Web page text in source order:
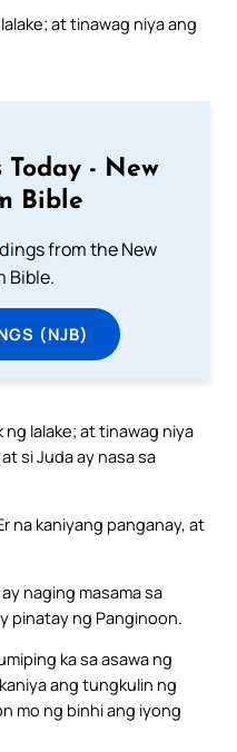
at tinawag niya ang
Today - New
Bible
from the New
Bible.
(NJB)
lalake; at tinawag niya
si Juda ay nasa sa
na kaniyang panganay, at
naging masama sa
pinatay ng Panginoon.
ka sa asawa ng
ang tungkulin ng
mo ng binhi ang iyong